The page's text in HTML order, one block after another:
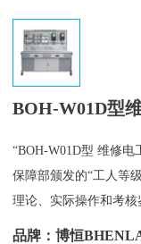
BOH-W01D型
“BOH-W01D型 维修
保障部颁发的“工人等
理论、实际操作和考核
品牌：博恒